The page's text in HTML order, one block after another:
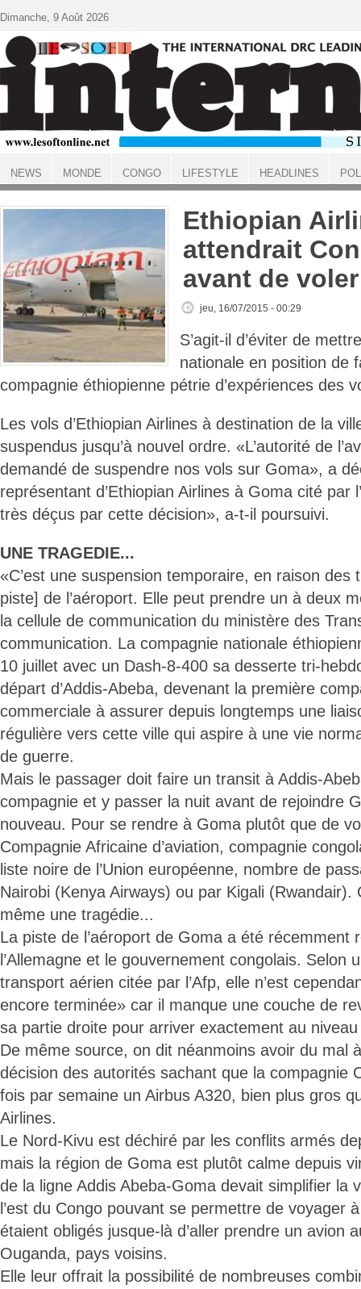
ACCUEIL
Ethiopian
attendrait
avant de
jeu, 16/07/2015 - 00:29
S’agit-il d’éviter de
nationale en position de
compagnie éthiopienne pétrie d’expériences des
Les vols d’Ethiopian Airlines à destination de la
suspendus jusqu’à nouvel ordre. «L’autorité de
demandé de suspendre nos vols sur Goma», a
représentant d’Ethiopian Airlines à Goma cité par
très déçus par cette décision», a-t-il poursuivi.
UNE TRAGEDIE...
«C’est une suspension temporaire, en raison des
piste] de l’aéroport. Elle peut prendre un à deux
la cellule de communication du ministère des
communication. La compagnie nationale
10 juillet avec un Dash-8-400 sa desserte tri-
départ d’Addis-Abeba, devenant la première
commerciale à assurer depuis longtemps une
régulière vers cette ville qui aspire à une vie
de guerre.
Mais le passager doit faire un transit à Addis-
compagnie et y passer la nuit avant de rejoindre
nouveau. Pour se rendre à Goma plutôt que de
Compagnie Africaine d’aviation, compagnie
liste noire de l’Union européenne, nombre de
Nairobi (Kenya Airways) ou par Kigali (Rwandair).
même une tragédie...
La piste de l’aéroport de Goma a été récemment
l’Allemagne et le gouvernement congolais. Selon
transport aérien citée par l’Afp, elle n’est
encore terminée» car il manque une couche de
sa partie droite pour arriver exactement au
De même source, on dit néanmoins avoir du mal
décision des autorités sachant que la compagnie
fois par semaine un Airbus A320, bien plus gros
Airlines.
Le Nord-Kivu est déchiré par les conflits armés
mais la région de Goma est plutôt calme depuis
de la ligne Addis Abeba-Goma devait simplifier la
l’est du Congo pouvant se permettre de voyager
étaient obligés jusque-là d’aller prendre un avion
Ouganda, pays voisins.
Elle leur offrait la possibilité de nombreuses
Dimanche, 9 Août 2026
NEWS MONDE CONGO LIFESTYLE HEADLINES